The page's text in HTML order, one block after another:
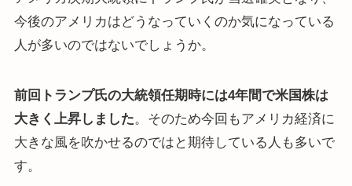
今後のアメリカはどうなっていくのか気になっている
人が多いのではないでしょうか。
前回トランプ氏の大統領任期時には4年間で米国株は
大きく上昇しました。そのため今回もアメリカ経済に
大きな風を吹かせるのではと期待している人も多いで
す。